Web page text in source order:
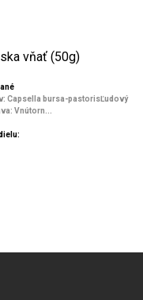
vňať (50g)
Capsella bursa-pastorisĽudový
Vnútorn...